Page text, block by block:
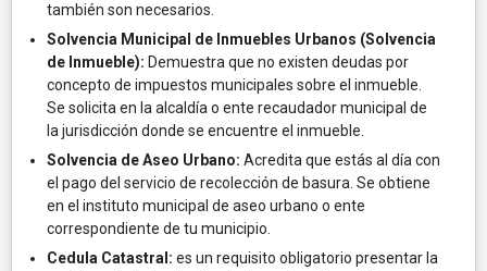
también son necesarios.
Solvencia Municipal de Inmuebles Urbanos (Solvencia
de Inmueble): Demuestra que no existen deudas por
concepto de impuestos municipales sobre el inmueble.
Se solicita en la alcaldía o ente recaudador municipal de
la jurisdicción donde se encuentre el inmueble.
Solvencia de Aseo Urbano: Acredita que estás al día con
el pago del servicio de recolección de basura. Se obtiene
en el instituto municipal de aseo urbano o ente
correspondiente de tu municipio.
Cedula Catastral: es un requisito obligatorio presentar la